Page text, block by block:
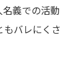
名義での活動
バレにくさ